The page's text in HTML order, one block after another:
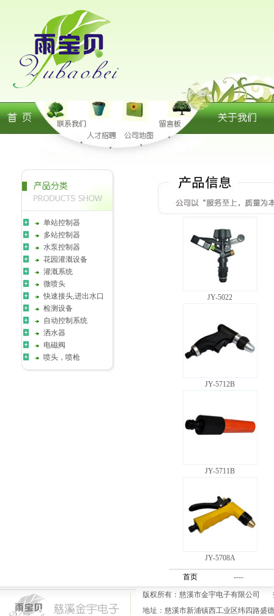
单站控制器
多站控制器
水泵控制器
花园灌溉设备
灌溉系统
微喷头
快速接头,进出水口
检测设备
自动控制系统
洒水器
电磁阀
喷头，喷枪
JY-5022
JY-5712B
JY-5711B
JY-5708A
首页 ----
版权所有：慈溪市金宇电子有限公司
地址：慈溪市新浦镇西工业区纬四路